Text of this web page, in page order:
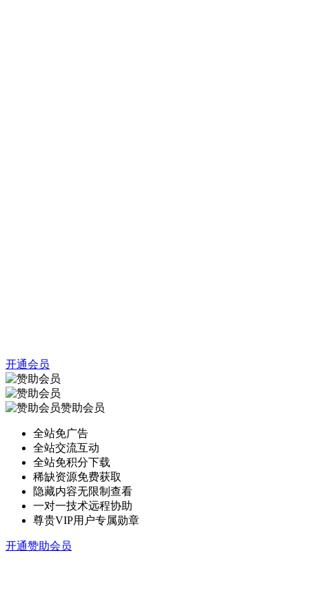
开通会员
赞助会员
全站免广告
全站交流互动
全站免积分下载
稀缺资源免费获取
隐藏内容无限制查看
一对一技术远程协助
尊贵VIP用户专属勋章
开通赞助会员